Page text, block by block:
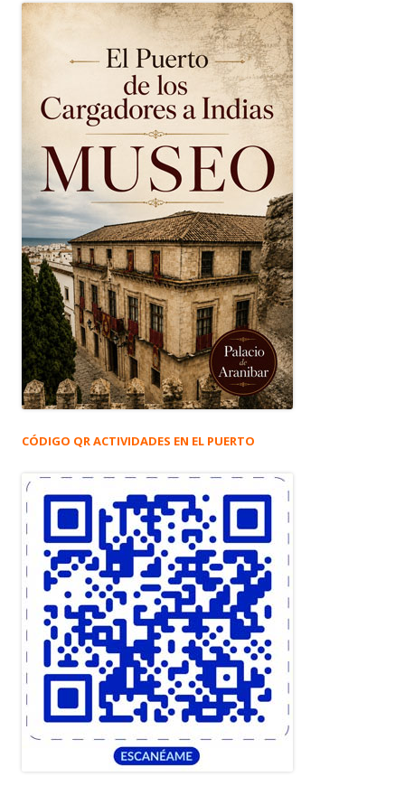
CÓDIGO QR ACTIVIDADES EN EL PUERTO